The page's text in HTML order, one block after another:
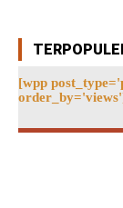
[wpp